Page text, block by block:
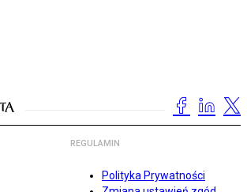
REGULAMIN
Polityka Prywatności